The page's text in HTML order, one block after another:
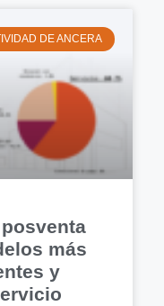
DE ANCERA
más
y